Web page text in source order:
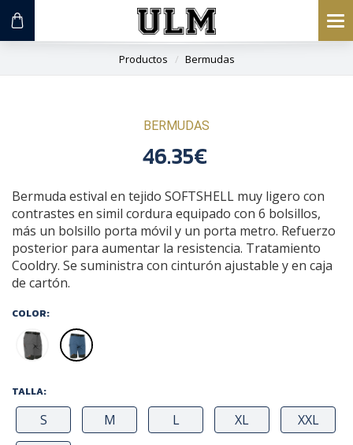
Productos Bermudas
BERMUDAS
46.35€
Bermuda estival en tejido SOFTSHELL muy ligero con
contrastes en simil cordura equipado con 6 bolsillos,
más un bolsillo porta móvil y un porta metro. Refuerzo
posterior para aumentar la resistencia. Tratamiento
Cooldry. Se suministra con cinturón ajustable y en caja
de cartón.
COLOR:
TALLA:
S M L XL
XXL